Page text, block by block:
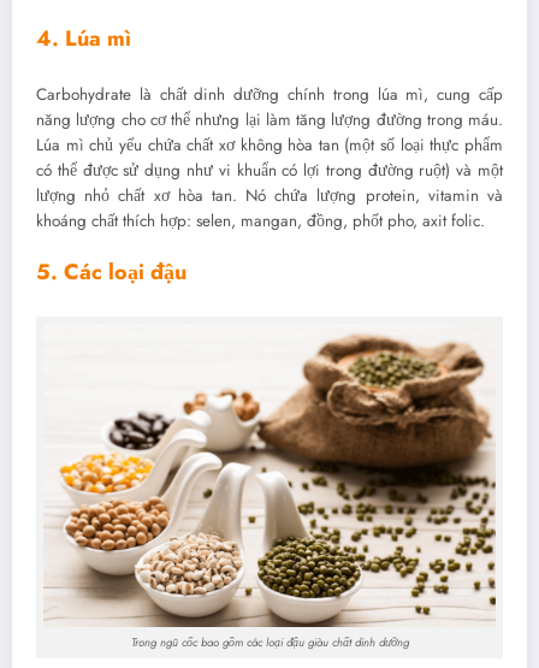
4. Lúa mì
Carbohydrate là chất dinh dưỡng chính trong lúa mì, cung cấp
năng lượng cho cơ thể nhưng lại làm tăng lượng đường trong máu.
Lúa mì chủ yếu chứa chất xơ không hòa tan (một số loại thực phẩm
có thể được sử dụng như vi khuẩn có lợi trong đường ruột) và một
lượng nhỏ chất xơ hòa tan. Nó chứa lượng protein, vitamin và
khoáng chất thích hợp: selen, mangan, đồng, phốt pho, axit folic.
5. Các loại đậu
Trong ngũ cốc bao gồm các loại đậu giàu chất dinh dưỡng